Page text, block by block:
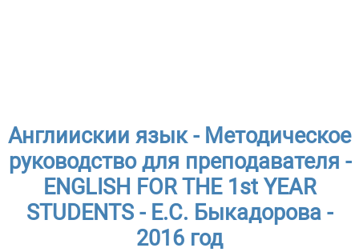
Англиискии язык - Методическое
руководство для преподавателя -
ENGLISH FOR THE 1st YEAR
STUDENTS - E.C. Быкадорова -
2016 год